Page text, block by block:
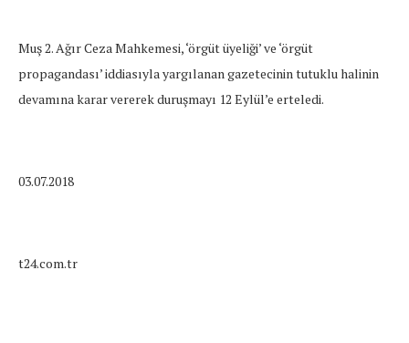
Muş 2. Ağır Ceza Mahkemesi, ‘örgüt üyeliği’ ve ‘örgüt
propagandası’ iddiasıyla yargılanan gazetecinin tutuklu halinin
devamına karar vererek duruşmayı 12 Eylül’e erteledi.
03.07.2018
t24.com.tr